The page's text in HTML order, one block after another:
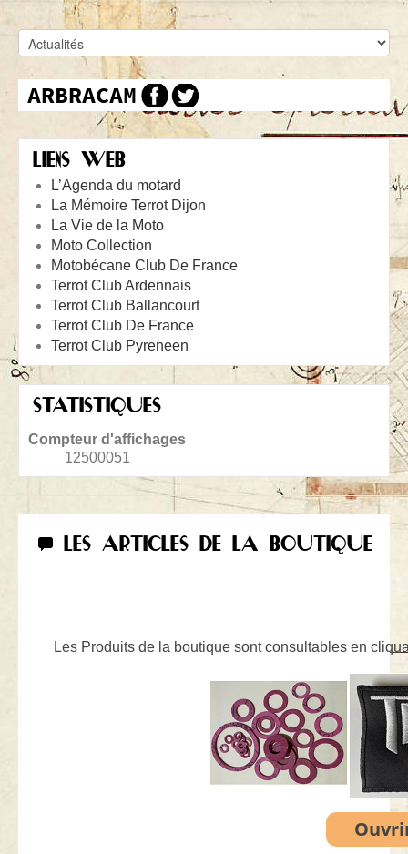
LIENS WEB
L’Agenda du motard
La Mémoire Terrot Dijon
La Vie de la Moto
Moto Collection
Motobécane Club De France
Terrot Club Ardennais
Terrot Club Ballancourt
Terrot Club De France
Terrot Club Pyreneen
STATISTIQUES
Compteur d'affichages
12500051
LES ARTICLES DE LA BOUTIQUE
Les Produits de la boutique sont consultables en